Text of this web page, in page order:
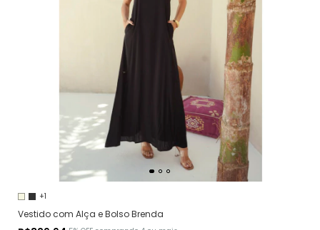
+1
Vestido com Alça e Bolso Brenda